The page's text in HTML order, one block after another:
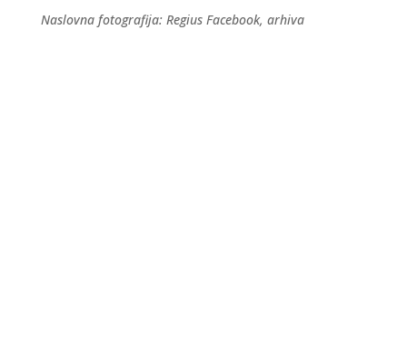
Naslovna fotografija: Regius Facebook, arhiva